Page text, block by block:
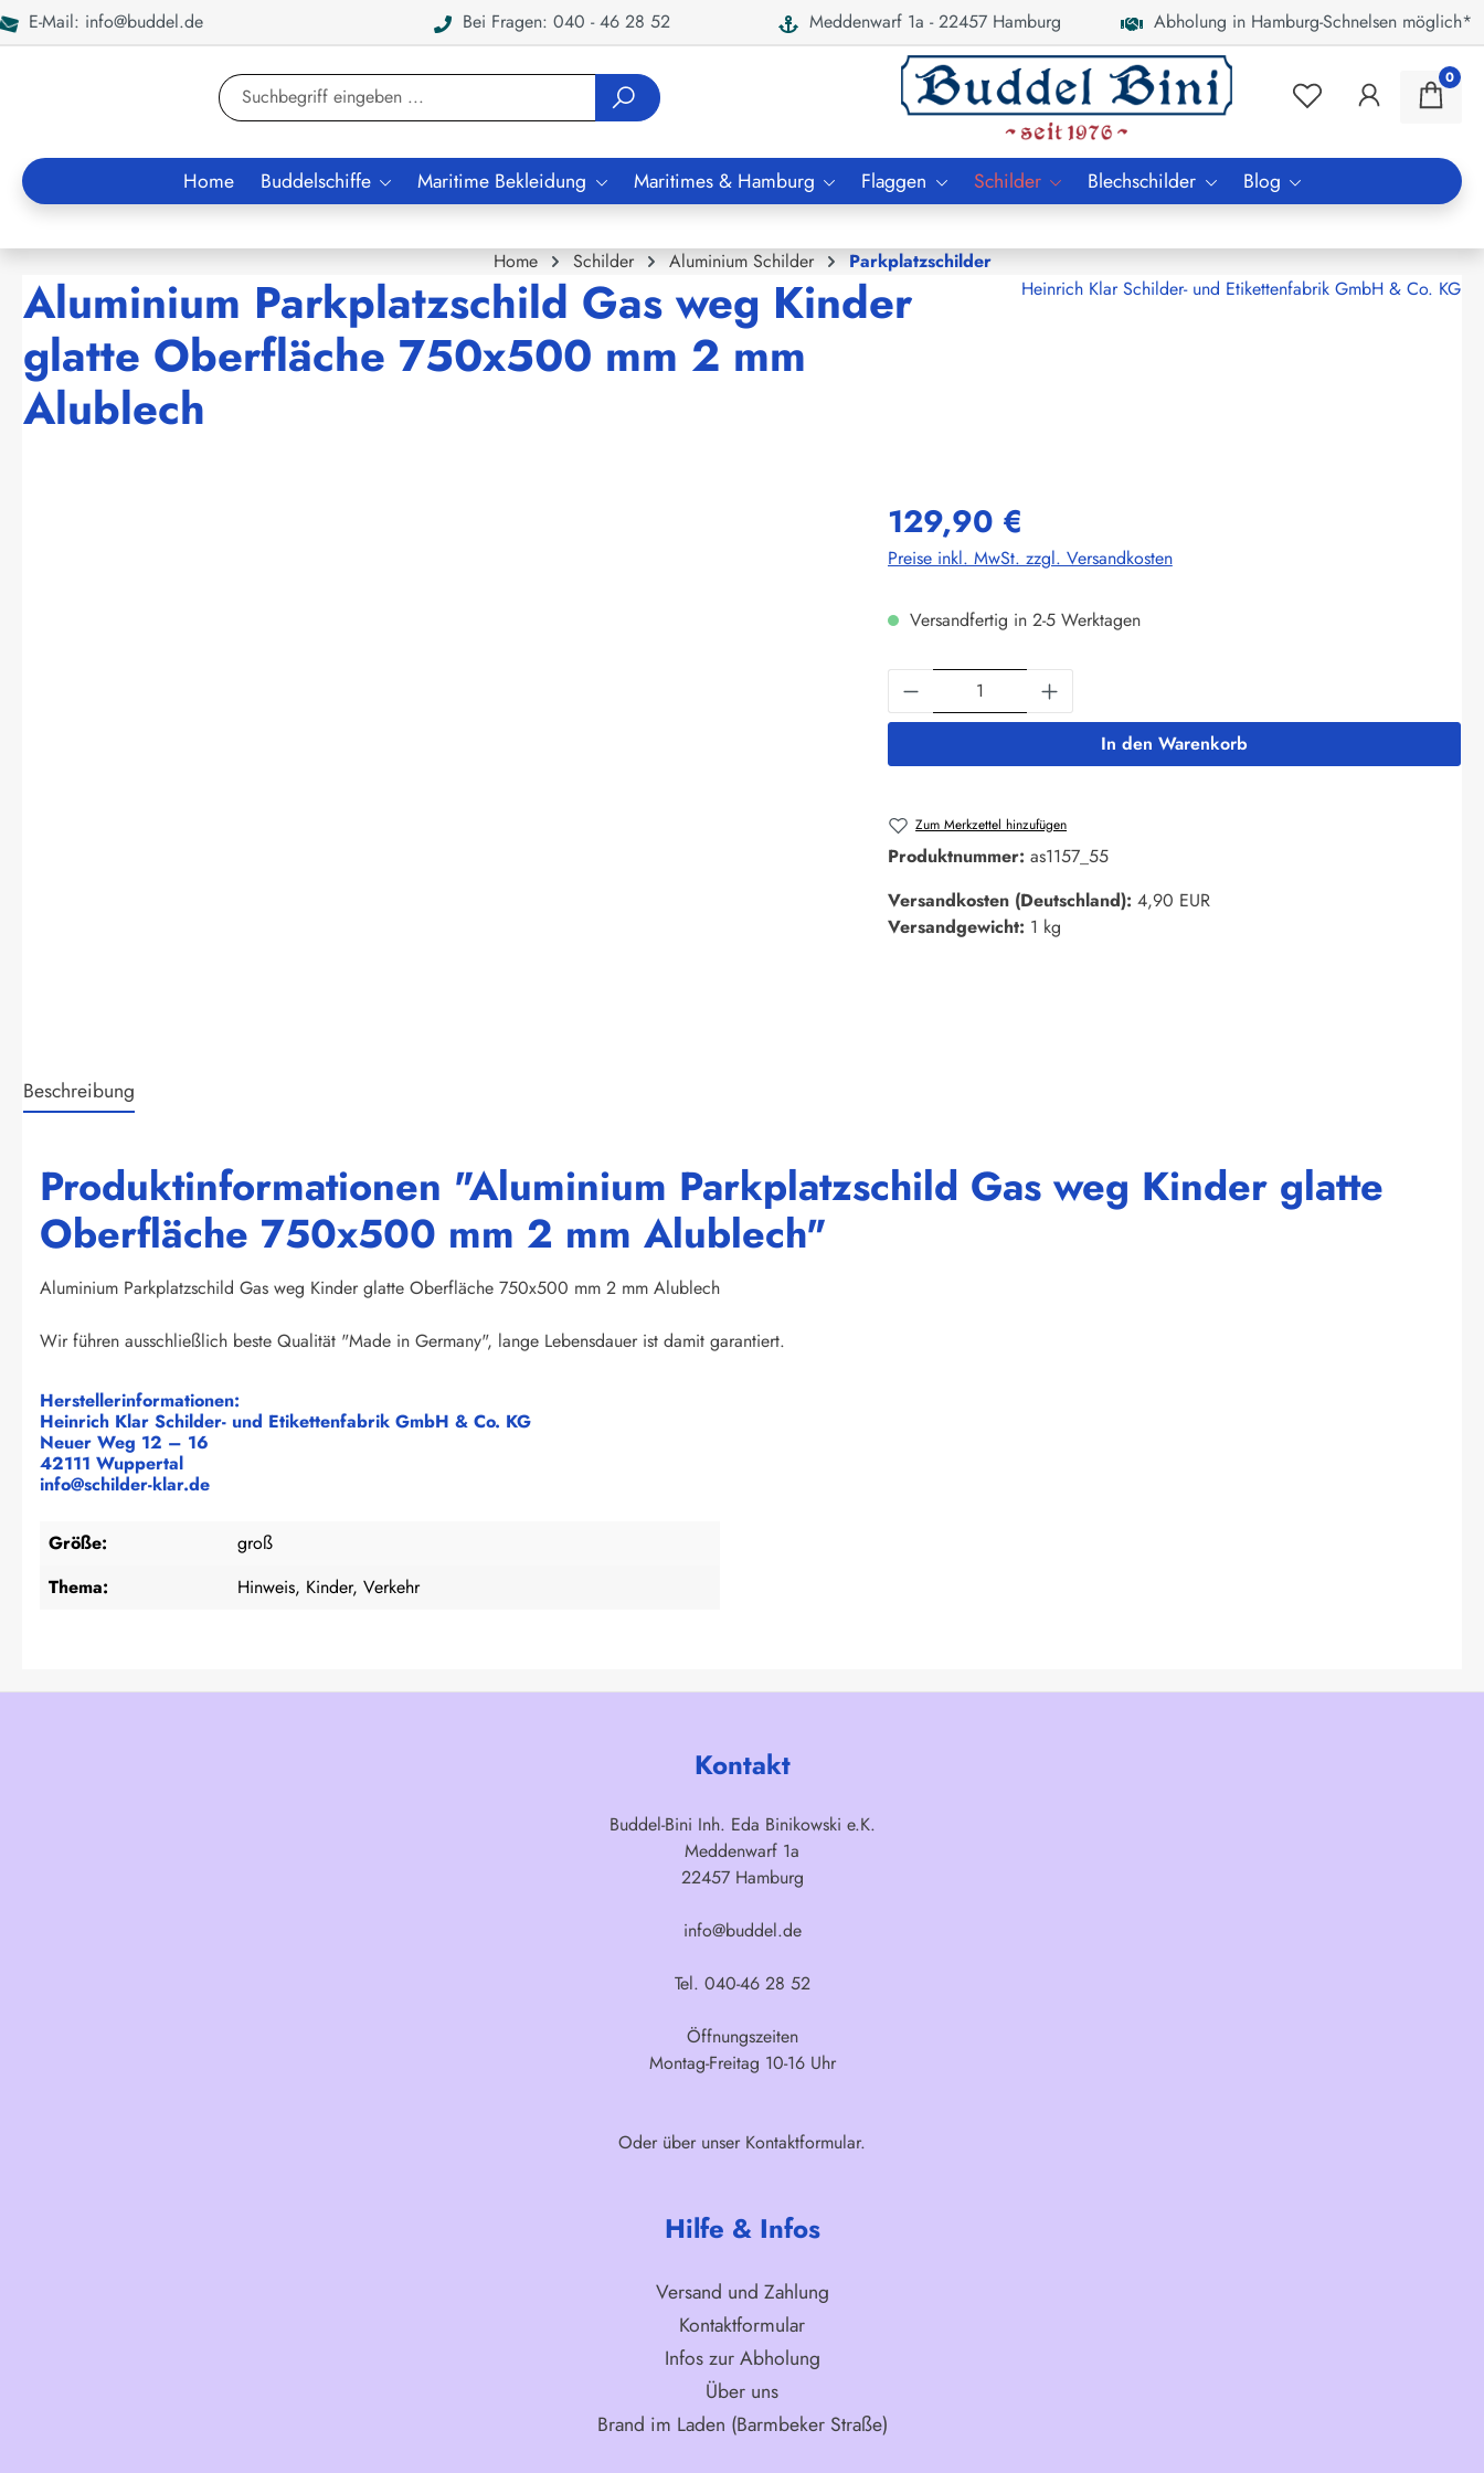
Zur Suche springen
E-Mail: info@buddel.de Bei Fragen: 040 - 46 28 52 Meddenwarf 1a - 22457 Hamburg Abholung in Hamburg-Schnelsen möglich*
0
Home Buddelschiffe Maritime Bekleidung Maritimes & Hamburg Flaggen Schilder Blechschilder Blog
Home Schilder Aluminium Schilder Parkplatzschilder
Aluminium Parkplatzschild Gas weg Kinder
glatte Oberfläche 750x500 mm 2 mm
Alublech
Heinrich Klar Schilder- und Etikettenfabrik GmbH & Co. KG
129,90 €
Preise inkl. MwSt. zzgl. Versandkosten
Versandfertig in 2-5 Werktagen
Produkt Anzahl: Gib den gewünschten Wert ein
In den Warenkorb
Zum Merkzettel hinzufügen
Produktnummer: as1157_55
Versandkosten (Deutschland): 4,90 EUR
Versandgewicht: 1 kg
Beschreibung
Produktinformationen "Aluminium Parkplatzschild Gas weg Kinder glatte
Oberfläche 750x500 mm 2 mm Alublech"
Aluminium Parkplatzschild Gas weg Kinder glatte Oberfläche 750x500 mm 2 mm Alublech
Wir führen ausschließlich beste Qualität "Made in Germany", lange Lebensdauer ist damit garantiert.
Herstellerinformationen:
Heinrich Klar Schilder- und Etikettenfabrik GmbH & Co. KG
Neuer Weg 12 – 16
42111 Wuppertal
info@schilder-klar.de
Größe:
groß
Thema:
Hinweis, Kinder, Verkehr
Kontakt
Buddel-Bini Inh. Eda Binikowski e.K.
Meddenwarf 1a
22457 Hamburg
info@buddel.de
Tel. 040-46 28 52
Öffnungszeiten
Montag-Freitag 10-16 Uhr
Oder über unser Kontaktformular.
Hilfe & Infos
Versand und Zahlung
Kontaktformular
Infos zur Abholung
Über uns
Brand im Laden (Barmbeker Straße)